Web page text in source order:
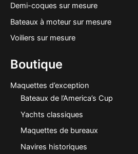
Demi-coques sur mesure
Bateaux à moteur sur mesure
Voiliers sur mesure
Boutique
Maquettes d’exception
Bateaux de l’America’s Cup
Yachts classiques
Maquettes de bureaux
Navires historiques